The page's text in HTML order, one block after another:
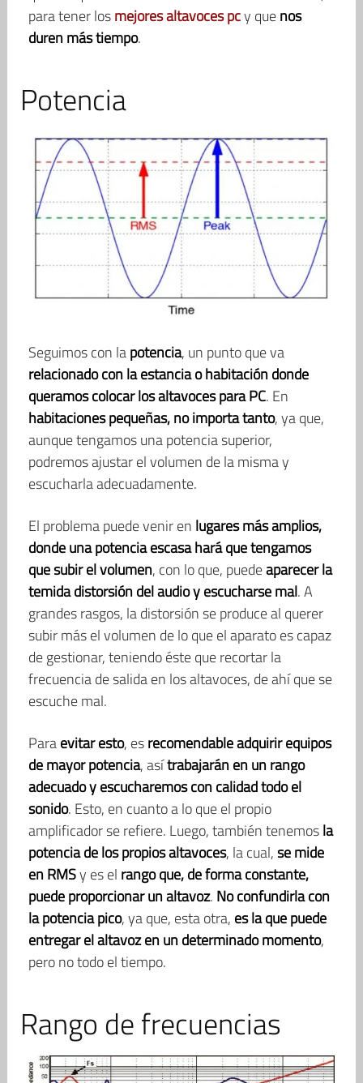
para tener losmejores altavoces pcy quenos
duren más tiempo.
Potencia
Seguimos con lapotencia, un punto que va
relacionado con la estancia o habitación donde
queramos colocar los altavoces para PC. En
habitaciones pequeñas, no importa tanto, ya que,
aunque tengamos una potencia superior,
podremos ajustar el volumen de la misma y
escucharla adecuadamente.
El problema puede venir en lugares más amplios,
donde una potencia escasa hará que tengamos
que subir el volumen, con lo que, puedeaparecer la
temida distorsión del audio y escucharse mal. A
grandes rasgos, la distorsión se produce al querer
subir más el volumen de lo que el aparato es capaz
de gestionar, teniendo éste que recortar la
frecuencia de salida en los altavoces, de ahí que se
escuche mal.
Paraevitar esto, esrecomendable adquirir equipos
de mayor potencia, asítrabajarán en un rango
adecuado y escucharemos con calidad todo el
sonido. Esto, en cuanto a lo que el propio
amplificador se refiere. Luego, también tenemosla
potencia de los propios altavoces, la cual,se mide
en RMSy es el rango que, de forma constante,
puede proporcionar un altavoz. No confundirla con
la potencia pico, ya que, esta otra, es la que puede
entregar el altavoz en un determinado momento,
pero no todo el tiempo.
Rango de frecuencias